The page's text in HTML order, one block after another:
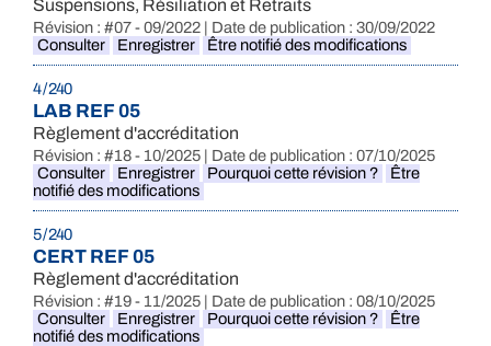
Suspensions, Résiliation et Retraits
Révision : #07 - 09/2022 | Date de publication : 30/09/2022
Consulter
Enregistrer Être notifié des modifications
4 / 240
LAB REF 05
Règlement d'accréditation
Révision : #18 - 10/2025 | Date de publication : 07/10/2025
Consulter
Enregistrer Pourquoi cette révision ?
Être
notifié des modifications
5 / 240
CERT REF 05
Règlement d'accréditation
Révision : #19 - 11/2025 | Date de publication : 08/10/2025
Consulter
Enregistrer Pourquoi cette révision ?
Être
notifié des modifications